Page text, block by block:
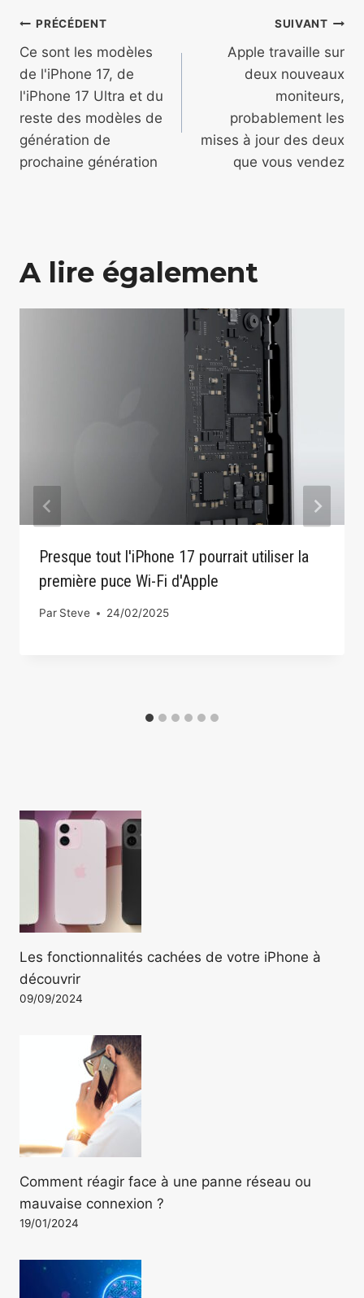
Navigation
de
l’article
PRÉCÉDENT
Ce sont les modèles
de l'iPhone 17, de
l'iPhone 17 Ultra et du
reste des modèles de
génération de
prochaine génération
SUIVANT
Apple travaille sur
deux nouveaux
moniteurs,
probablement les
mises à jour des deux
que vous vendez
A lire également
Presque tout l'iPhone 17 pourrait utiliser la
première puce Wi-Fi d'Apple
Par Steve 24/02/2025
Les fonctionnalités cachées de votre iPhone à
découvrir
09/09/2024
Comment réagir face à une panne réseau ou
mauvaise connexion ?
19/01/2024